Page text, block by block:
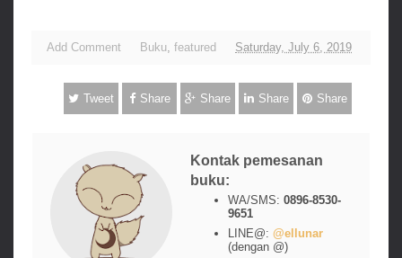
Add Comment Buku featured Saturday, July 6, 2019
Tweet Share Share Share Share
Kontak pemesanan
buku:
WA/SMS:0896-8530-
9651
LINE@:@ellunar
(dengan @)